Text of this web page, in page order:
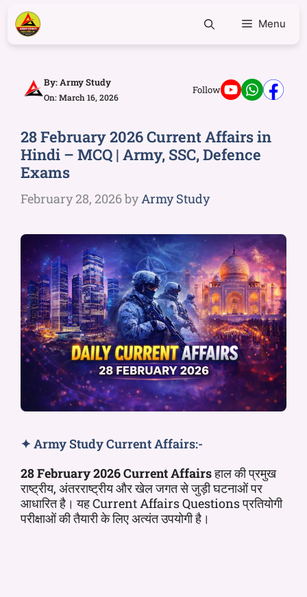
Menu
By:Army Study
On: March 16, 2026
Follow
28 February 2026 Current Affairs in
Hindi – MCQ | Army, SSC, Defence
Exams
February 28, 2026byArmy Study
✦ Army Study Current Affairs:-
28February 2026 Current Affairsहाल की प्रमुख
राष्ट्रीय, अंतरराष्ट्रीय और खेल जगत से जुड़ी घटनाओं पर
आधारित है। यह Current Affairs Questions प्रतियोगी
परीक्षाओं की तैयारी के लिए अत्यंत उपयोगी है।